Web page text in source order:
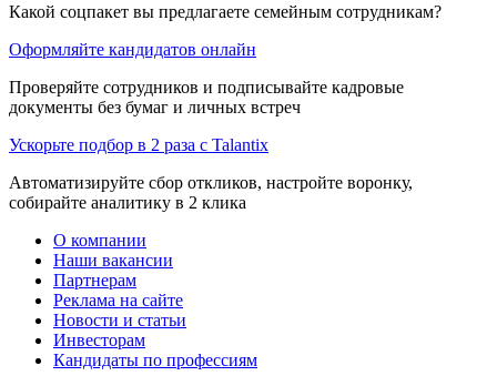
Какой соцпакет вы предлагаете семейным сотрудникам?
Оформляйте кандидатов онлайн
Проверяйте сотрудников и подписывайте кадровые
документы без бумаг и личных встреч
Ускорьте подбор в 2 раза с Talantix
Автоматизируйте сбор откликов, настройте воронку,
собирайте аналитику в 2 клика
О компании
Наши вакансии
Партнерам
Реклама на сайте
Новости и статьи
Инвесторам
Кандидаты по профессиям